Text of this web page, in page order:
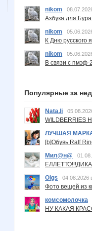
nikom
Азбука для
nikom
К Дню русского
nikom
В связи с пмэф-
Популярные за
Nata.li
ЛУЧШАЯ
[b]Обувь Ralf
Мил@н@
Olgs
04.08.2026
Фото вещей из
комсомолочка
НУ КАКАЯ